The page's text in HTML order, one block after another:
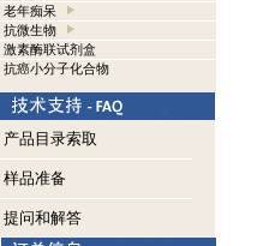
老年痴呆
抗微生物
激素酶联试剂盒
抗癌小分子化合物
产品目录索取
样品准备
提问和解答